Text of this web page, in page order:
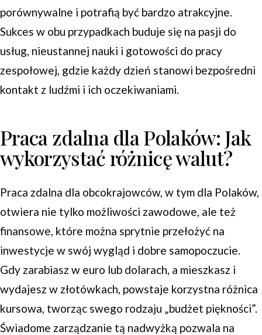
porównywalne i potrafią być bardzo atrakcyjne.
Sukces w obu przypadkach buduje się na pasji do
usług, nieustannej nauki i gotowości do pracy
zespołowej, gdzie każdy dzień stanowi bezpośredni
kontakt z ludźmi i ich oczekiwaniami.
Praca zdalna dla Polaków: Jak
wykorzystać różnicę walut?
Praca zdalna dla obcokrajowców, w tym dla Polaków,
otwiera nie tylko możliwości zawodowe, ale też
finansowe, które można sprytnie przełożyć na
inwestycje w swój wygląd i dobre samopoczucie.
Gdy zarabiasz w euro lub dolarach, a mieszkasz i
wydajesz w złotówkach, powstaje korzystna różnica
kursowa, tworząc swego rodzaju „budżet piękności”.
Świadome zarządzanie tą nadwyżką pozwala na